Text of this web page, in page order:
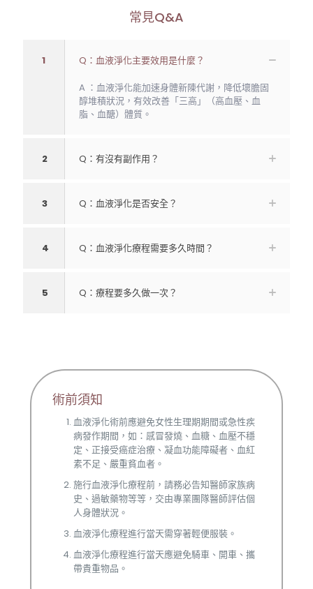
常見Q&A
1 Q：血液淨化主要效用是什麼？
A ：血液淨化能加速身體新陳代謝，降低壞膽固
醇堆積狀況，有效改善「三高」（高血壓、血
脂、血醣）體質。
2 Q：有沒有副作用？
3 Q：血液淨化是否安全？
4 Q：血液淨化療程需要多久時間？
5 Q：療程要多久做一次？
術前須知
血液淨化術前應避免女性生理期期間或急性疾
病發作期間，如：感冒發燒、血糖、血壓不穩
定、正接受癌症治療、凝血功能障礙者、血紅
素不足、嚴重貧血者。
施行血液淨化療程前，請務必告知醫師家族病
史、過敏藥物等等，交由專業團隊醫師評估個
人身體狀況。
血液淨化療程進行當天需穿著輕便服裝。
血液淨化療程進行當天應避免騎車、開車、攜
帶貴重物品。